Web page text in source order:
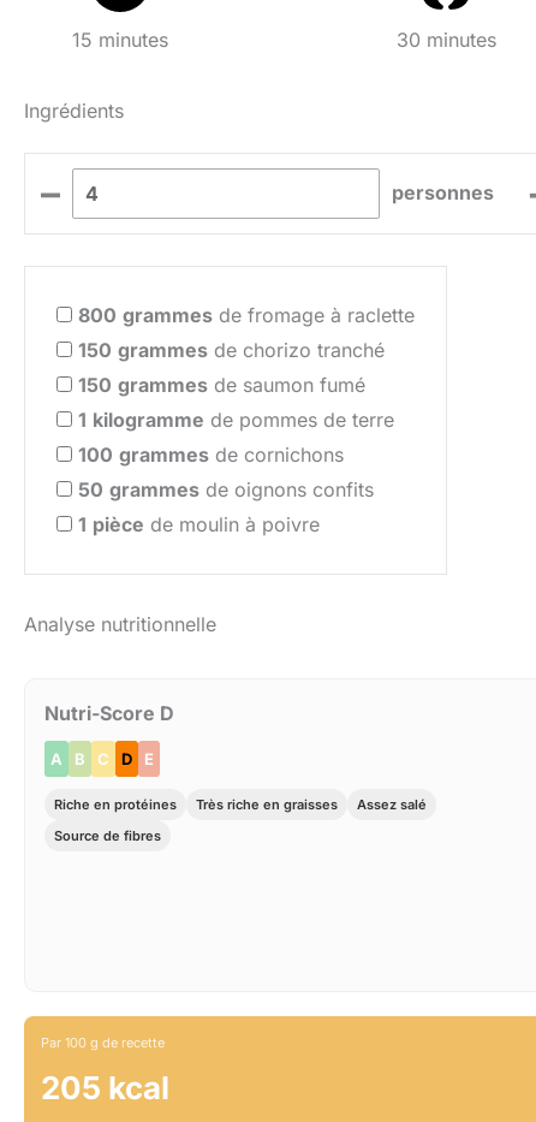
15 minutes 30 minutes
Ingrédients
– personnes
800 grammes de fromage à raclette
150 grammes de chorizo tranché
150 grammes de saumon fumé
1 kilogramme de pommes de terre
100 grammes de cornichons
50 grammes de oignons confits
1 pièce de moulin à poivre
Analyse nutritionnelle
Nutri-Score D
A B C D E
Riche en protéines Très riche en graisses
Assez salé
Source de fibres
Par 100 g de recette
205 kcal